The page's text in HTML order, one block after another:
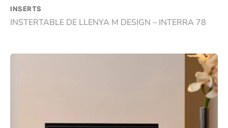
INSERTS
INSTERTABLE DE LLENYA M DESIGN – INTERRA 78